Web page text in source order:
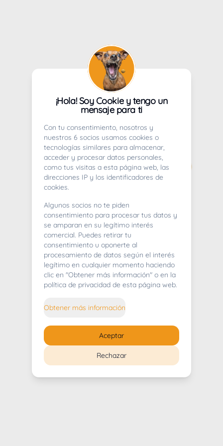
404
Whoops! Lo sentimos mucho.
¡Hola! Soy Cookie y tengo un
mensaje para ti
Con tu consentimiento, nosotros y
nuestros 6 socios usamos cookies o
tecnologías similares para almacenar,
acceder y procesar datos personales,
como tus visitas a esta página web, las
direcciones IP y los identificadores de
cookies.
Algunos socios no te piden
consentimiento para procesar tus datos y
se amparan en su legítimo interés
comercial. Puedes retirar tu
consentimiento u oponerte al
procesamiento de datos según el interés
legítimo en cualquier momento haciendo
clic en "Obtener más información" o en la
política de privacidad de esta página web.
Obtener más información
Rechazar
Aceptar